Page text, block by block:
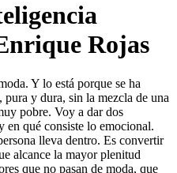
Rojas
Y lo está porque se ha
y dura, sin la mezcla de una
pobre. Voy a dar dos
en qué consiste lo emocional.
lleva dentro. Es convertir
alcance la mayor plenitud
que no pasan de moda, que